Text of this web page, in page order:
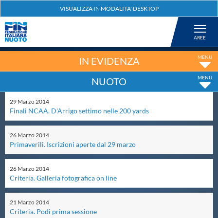
Nuoto
Tuffi
Artistico
Fondo
Salvamento
IN EVIDENZA
NUOTO
29 Marzo2014
Finali NCAA. D'Arrigo settimo nelle 200 yards
26 Marzo2014
Primaverili. Iscrizioni aperte dal 29 marzo
26 Marzo2014
Criteria. Galleria fotografica on line
21 Marzo2014
Criteria. Podi prima sessione